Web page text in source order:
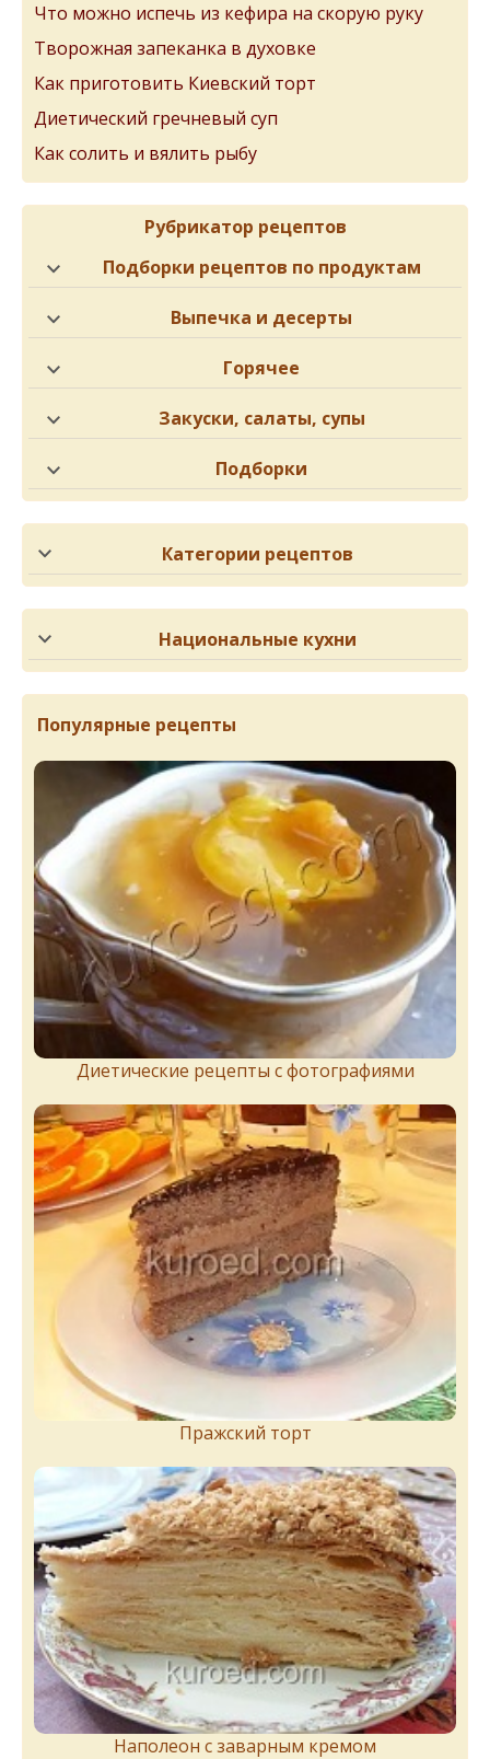
Что можно испечь из кефира на скорую руку
Творожная запеканка в духовке
Как приготовить Киевский торт
Диетический гречневый суп
Как солить и вялить рыбу
Рубрикатор рецептов
Подборки рецептов по продуктам
Выпечка и десерты
Горячее
Закуски, салаты, супы
Подборки
Категории рецептов
Национальные кухни
Популярные рецепты
Диетические рецепты с фотографиями
Пражский торт
Наполеон с заварным кремом